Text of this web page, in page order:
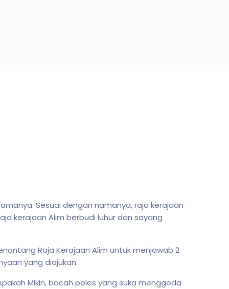
Sesuai dengan namanya, raja kerajaan
kerajaan Alim berbudi luhur dan sayang
Raja Kerajaan Alim untuk menjawab 2
yang diajukan.
Mikin, bocah polos yang suka menggoda